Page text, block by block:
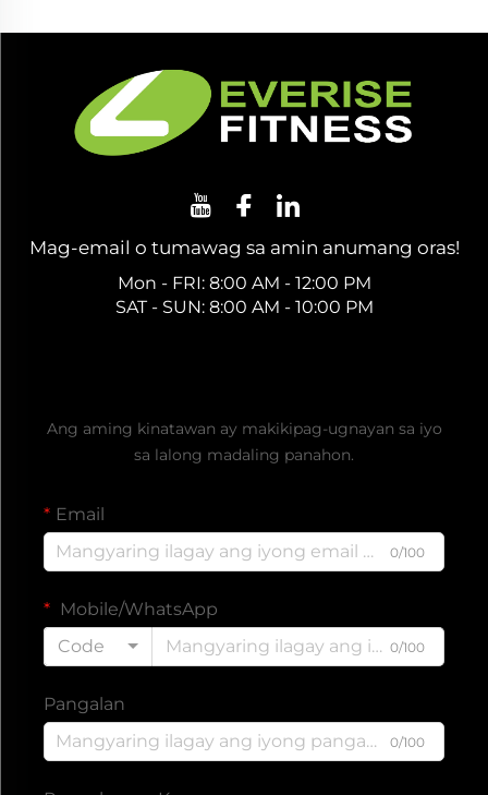
Mag-email o tumawag sa amin anumang oras!
Mon - FRI: 8:00 AM - 12:00 PM
SAT - SUN: 8:00 AM - 10:00 PM
Ang aming kinatawan ay makikipag-ugnayan sa iyo
sa lalong madaling panahon.
Email
0/100
Mobile/WhatsApp
Code
0/100
Pangalan
0/100